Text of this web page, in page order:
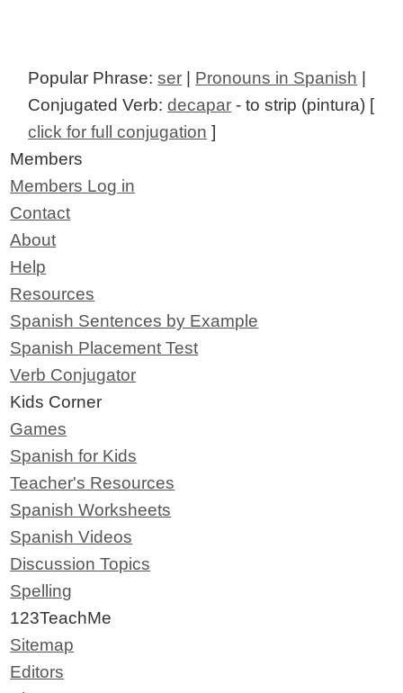
Popular Phrase:ser | Pronouns in Spanish |
Conjugated Verb:decapar - to strip (pintura) [
click for full conjugation ]
Members
Members Log in
Contact
About
Help
Resources
Spanish Sentences by Example
Spanish Placement Test
Verb Conjugator
Kids Corner
Games
Spanish for Kids
Teacher's Resources
Spanish Worksheets
Spanish Videos
Discussion Topics
Spelling
123TeachMe
Sitemap
Editors